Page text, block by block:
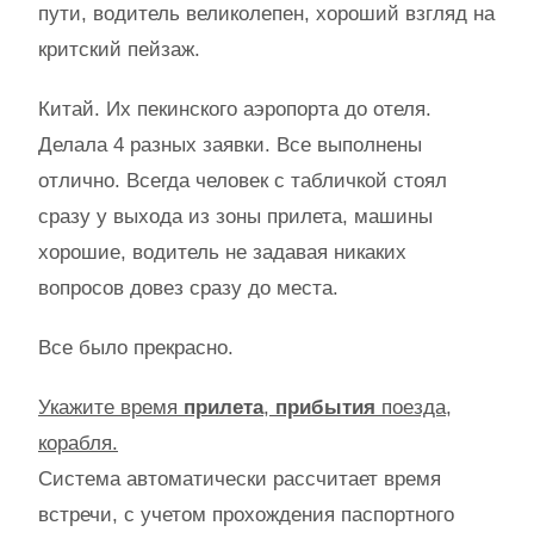
пути, водитель великолепен, хороший взгляд на
критский пейзаж.
Китай. Их пекинского аэропорта до отеля.
Делала 4 разных заявки. Все выполнены
отлично. Всегда человек с табличкой стоял
сразу у выхода из зоны прилета, машины
хорошие, водитель не задавая никаких
вопросов довез сразу до места.
Все было прекрасно.
Укажите время прилета, прибытия поезда,
корабля.
Система автоматически расcчитает время
встречи, с учетом прохождения паспортного